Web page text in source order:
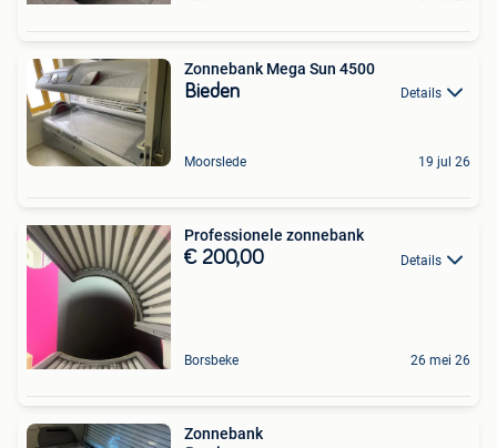
Zonnebank Mega Sun 4500
Bieden Details
Moorslede 19 jul 26
Professionele zonnebank
€ 200,00 Details
Borsbeke 26 mei 26
Zonnebank